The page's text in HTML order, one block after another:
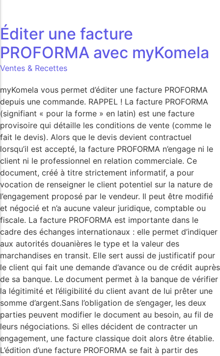
Éditer une facture
PROFORMA avec myKomela
Ventes & Recettes
myKomela vous permet d’éditer une facture PROFORMA
depuis une commande. RAPPEL ! La facture PROFORMA
(signifiant « pour la forme » en latin) est une facture
provisoire qui détaille les conditions de vente (comme le
fait le devis). Alors que le devis devient contractuel
lorsqu’il est accepté, la facture PROFORMA n’engage ni le
client ni le professionnel en relation commerciale. Ce
document, créé à titre strictement informatif, a pour
vocation de renseigner le client potentiel sur la nature de
l’engagement proposé par le vendeur. Il peut être modifié
et négocié et n’a aucune valeur juridique, comptable ou
fiscale. La facture PROFORMA est importante dans le
cadre des échanges internationaux : elle permet d’indiquer
aux autorités douanières le type et la valeur des
marchandises en transit. Elle sert aussi de justificatif pour
le client qui fait une demande d’avance ou de crédit auprès
de sa banque. Le document permet à la banque de vérifier
la légitimité et l’éligibilité du client avant de lui prêter une
somme d’argent.Sans l’obligation de s’engager, les deux
parties peuvent modifier le document au besoin, au fil de
leurs négociations. Si elles décident de contracter un
engagement, une facture classique doit alors être établie.
L’édition d’une facture PROFORMA se fait à partir des